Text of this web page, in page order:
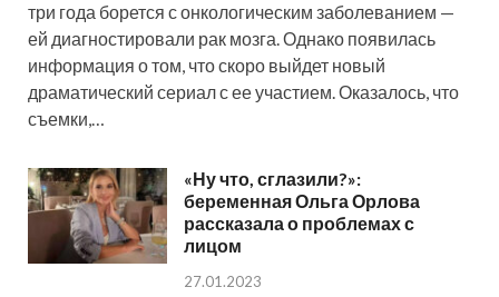
три года борется с онкологическим заболеванием —
ей диагностировали рак мозга. Однако появилась
информация о том, что скоро выйдет новый
драматический сериал с ее участием. Оказалось, что
съемки,…
«Ну что, сглазили?»:
беременная Ольга Орлова
рассказала о проблемах с
лицом
27.01.2023